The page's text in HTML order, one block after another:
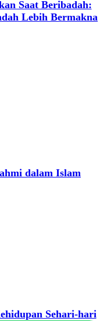
Saat Beribadah:
Lebih Bermakna
dalam Islam
Sehari-hari